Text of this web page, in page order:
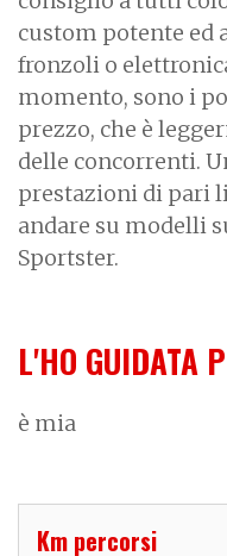
custom potente ed
fronzoli o
momento, sono i
prezzo, che è
delle concorrenti.
prestazioni di pari
andare su modelli
Sportster.
L'HO GUIDATA
è mia
Km percorsi